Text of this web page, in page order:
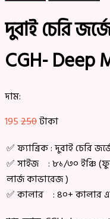
দুবাই চেরি
CGH- Deep
দাম:
195250টাকা
✅ ফ্যাব্রিক : দুবাই চেরি
✅ সাইজ : ৮১/৩০ ইঞ্চি
লার্জ কাভারেজ )
✅ কালার : ৪০+ কালার